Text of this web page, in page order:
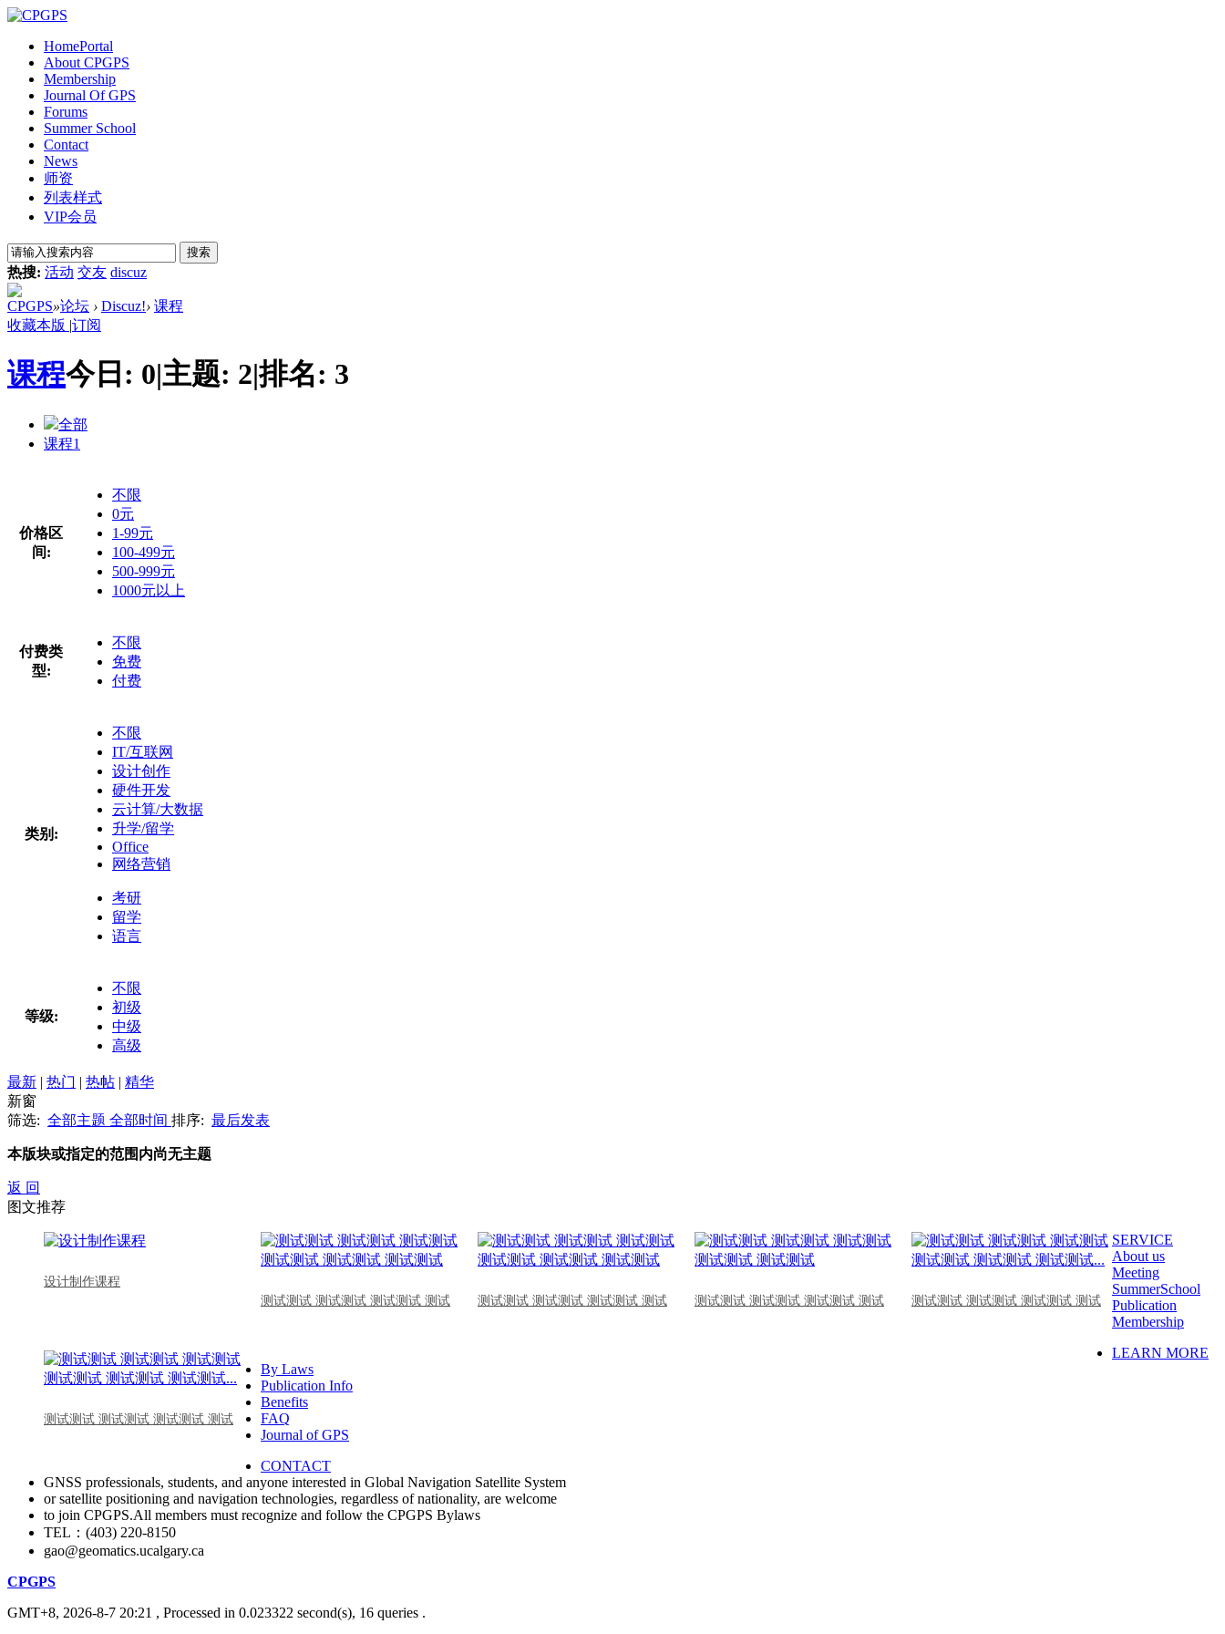
HomePortal
About CPGPS
Membership
Journal Of GPS
Forums
Summer School
Contact
News
师资
列表样式
VIP会员
搜索
热搜: 活动 交友 discuz
CPGPS»论坛 › Discuz!› 课程
收藏本版 |订阅
课程今日: 0|主题: 2|排名: 3
全部
课程1
价格区
间:
不限
0元
1-99元
100-499元
500-999元
1000元以上
付费类
型:
不限
免费
付费
类别:
不限
IT/互联网
设计创作
硬件开发
云计算/大数据
升学/留学
Office
网络营销
考研
留学
语言
等级:
不限
初级
中级
高级
最新 | 热门 | 热帖 | 精华
新窗
筛选: 全部主题 全部时间 排序: 最后发表
本版块或指定的范围内尚无主题
返 回
图文推荐
设计制作课程
测试测试 测试测试 测试测试 测试
测试测试 测试测试 测试测试 测试 测试测试 测试测试 测试测试 测试 测试测试 测试测试 测试测试 测试
测试测试 测试测试 测试测试 测试
SERVICE
About us
Meeting
SummerSchool
Publication
Membership
LEARN MORE
By Laws
Publication Info
Benefits
FAQ
Journal of GPS
CONTACT
GNSS professionals, students, and anyone interested in Global Navigation Satellite System
or satellite positioning and navigation technologies, regardless of nationality, are welcome
to join CPGPS.All members must recognize and follow the CPGPS Bylaws
TEL：(403) 220-8150
gao@geomatics.ucalgary.ca
CPGPS
GMT+8, 2026-8-7 20:21 , Processed in 0.023322 second(s), 16 queries .